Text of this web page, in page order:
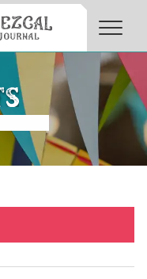
About Tequila Journal
What’s Tequila